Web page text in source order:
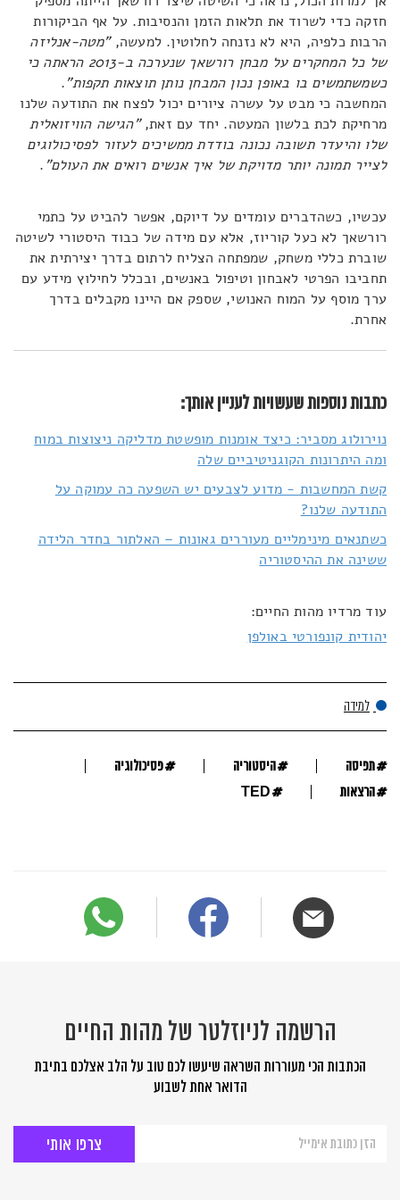
חזקה כדי לשרוד את תלאות הזמן והנסיבות. על אף הביקורות
הרבות כלפיה, היא לא נזנחה לחלוטין. למעשה,"מטה-אנליזה
של כל המחקרים על מבחן רורשאך שנערכה ב-2013 הראתה כי
כשמשתמשים בו באופן נכון המבחן נותן תוצאות תקפות".
המחשבה כי מבט על עשרה ציורים יכול לפצח את התודעה שלנו
מרחיקת לכת בלשון המעטה. יחד עם זאת,"הגישה הוויזואלית
שלו והיעדר תשובה נכונה בודדת ממשיכים לעזור לפסיכולוגים
לצייר תמונה יותר מדויקת של איך אנשים רואים את העולם".
עכשיו, כשהדברים עומדים על דיוקם, אפשר להביט על כתמי
רורשאך לא כעל קוריוז, אלא עם מידה של כבוד היסטורי לשיטה
שוברת כללי משחק, שמפתחה הצליח לרתום בדרך יצירתית את
תחביבו הפרטי לאבחון וטיפול באנשים, ובכלל לחילוץ מידע עם
ערך מוסף על המוח האנושי, שספק אם היינו מקבלים בדרך
אחרת.
כתבות נוספות שעשויות לעניין אותך:
נוירולוג מסביר: כיצד אומנות מופשטת מדליקה ניצוצות במוח
ומה היתרונות הקוגניטיביים שלה
קשת המחשבות - מדוע לצבעים יש השפעה כה עמוקה על
התודעה שלנו?
כשתנאים מינימליים מעוררים גאונות – האלתור בחדר הלידה
ששינה את ההיסטוריה
עוד מרדיו מהות החיים:
יהודית קונפורטי באולפן
למידה
#תפיסה #היסטוריה #פסיכולוגיה
#הרצאות #
TED
הרשמה לניוזלטר של מהות החיים
הכתבות הכי מעוררות השראה שיעשו לכם טוב על הלב אצלכם בתיבת
הדואר אחת לשבוע
לניוזלטר